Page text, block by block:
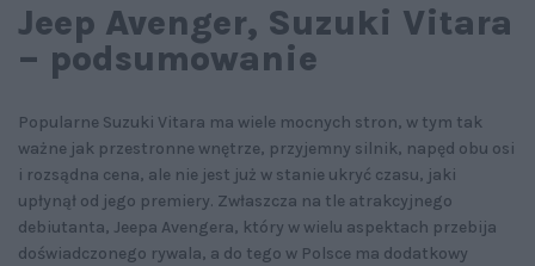
Jeep Avenger, Suzuki Vitara
– podsumowanie
Popularne Suzuki Vitara ma wiele mocnych stron, w tym tak
ważne jak przestronne wnętrze, przyjemny silnik, napęd obu osi
i rozsądna cena, ale nie jest już w stanie ukryć czasu, jaki
upłynął od jego premiery. Zwłaszcza na tle atrakcyjnego
debiutanta, Jeepa Avengera, który w wielu aspektach przebija
doświadczonego rywala, a do tego w Polsce ma dodatkowy